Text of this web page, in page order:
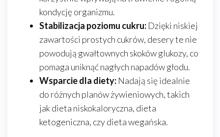
kondycję organizmu.
Stabilizacja poziomu cukru: Dzięki niskiej
zawartości prostych cukrów, desery te nie
powodują gwałtownych skoków glukozy, co
pomaga uniknąć nagłych napadów głodu.
Wsparcie dla diety: Nadają się idealnie
do różnych planów żywieniowych, takich
jak dieta niskokaloryczna, dieta
ketogeniczna, czy dieta wegańska.